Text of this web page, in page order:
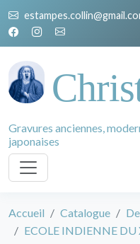
Gravures anciennes,
japonaises
Accueil Catalogue
ECOLE INDIENNE DU